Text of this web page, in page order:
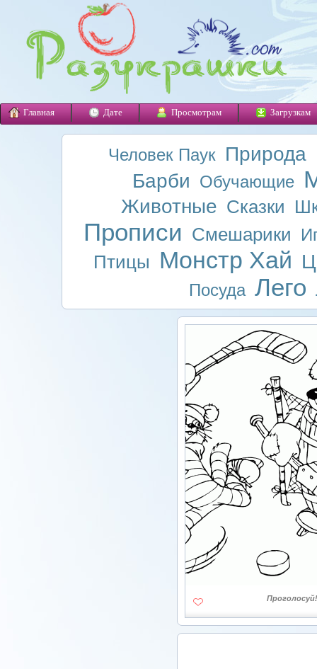
Главная Дате Просмотрам Загрузкам
Человек Паук Природа
Барби Обучающие
Животные Сказки
Прописи Смешарики
Птицы Монстр Хай
Посуда Лего
Проголосуй!